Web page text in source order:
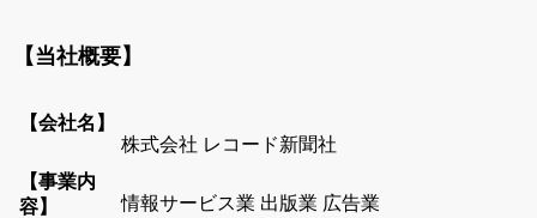
【当社概要】
【会社名】
株式会社 レコード新聞社
【事業内
容】
情報サービス業 出版業 広告業